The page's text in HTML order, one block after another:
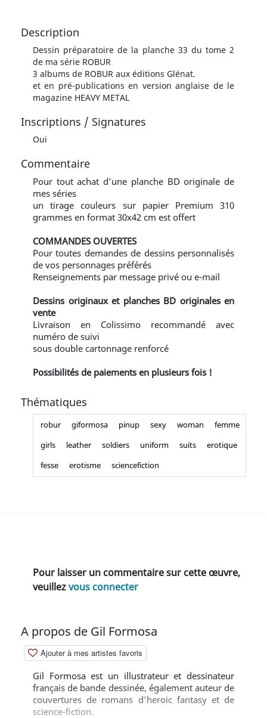
Description
Dessin préparatoire de la planche 33 du tome 2
de ma série ROBUR
3 albums de ROBUR aux éditions Glénat.
et en pré-publications en version anglaise de le
magazine HEAVY METAL
Inscriptions / Signatures
Oui
Commentaire
Pour tout achat d’une planche BD originale de
mes séries
un tirage couleurs sur papier Premium 310
grammes en format 30x42 cm est offert
COMMANDES OUVERTES
Pour toutes demandes de dessins personnalisés
de vos personnages préférés
Renseignements par message privé ou e-mail
Dessins originaux et planches BD originales en
vente
Livraison en Colissimo recommandé avec
numéro de suivi
sous double cartonnage renforcé
Possibilités de paiements en plusieurs fois !
Thématiques
robur giformosa pinup sexy woman
femme
girls
leather soldiers uniform suits
erotique
fesse
erotisme sciencefiction
Pour laisser un commentaire sur cette œuvre,
veuillezvous connecter
A propos de Gil Formosa
Ajouter à mes artistes favoris
Gil Formosa est un illustrateur et dessinateur
français de bande dessinée, également auteur de
couvertures de romans d’heroic fantasy et de
science-fiction.